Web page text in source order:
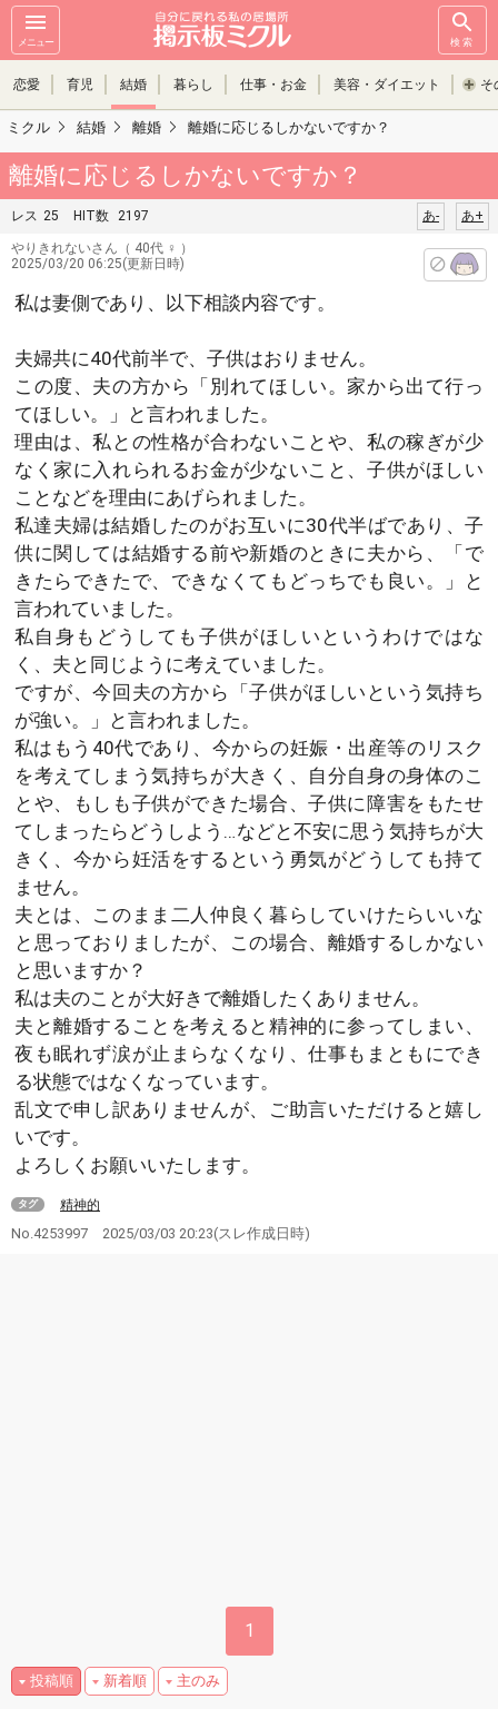
メニュー 検索
恋愛 育児 結婚 暮らし 仕事・お金 美容・ダイエット そ
ミクル 結婚 離婚 離婚に応じるしかないですか？
離婚に応じるしかないですか？
レス 25 HIT数 2197 あ+
あ-
やりきれないさん （ 40代 ♀ ）
2025/03/20 06:25(更新日時)
私は妻側であり、以下相談内容です。
夫婦共に40代前半で、子供はおりません。
この度、夫の方から「別れてほしい。家から出て行っ
てほしい。」と言われました。
理由は、私との性格が合わないことや、私の稼ぎが少
なく家に入れられるお金が少ないこと、子供がほしい
ことなどを理由にあげられました。
私達夫婦は結婚したのがお互いに30代半ばであり、子
供に関しては結婚する前や新婚のときに夫から、「で
きたらできたで、できなくてもどっちでも良い。」と
言われていました。
私自身もどうしても子供がほしいというわけではな
く、夫と同じように考えていました。
ですが、今回夫の方から「子供がほしいという気持ち
が強い。」と言われました。
私はもう40代であり、今からの妊娠・出産等のリスク
を考えてしまう気持ちが大きく、自分自身の身体のこ
とや、もしも子供ができた場合、子供に障害をもたせ
てしまったらどうしよう…などと不安に思う気持ちが大
きく、今から妊活をするという勇気がどうしても持て
ません。
夫とは、このまま二人仲良く暮らしていけたらいいな
と思っておりましたが、この場合、離婚するしかない
と思いますか？
私は夫のことが大好きで離婚したくありません。
夫と離婚することを考えると精神的に参ってしまい、
夜も眠れず涙が止まらなくなり、仕事もまともにでき
る状態ではなくなっています。
乱文で申し訳ありませんが、ご助言いただけると嬉し
いです。
よろしくお願いいたします。
タグ 精神的
No.4253997 2025/03/03 20:23(スレ作成日時)
1
投稿順 新着順 主のみ